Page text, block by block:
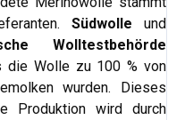
Südwolle und
Wolltestbehörde
die Wolle zu 100 % von
wurden. Dieses
Produktion wird durch